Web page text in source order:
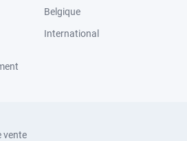
Belgique
International
vente